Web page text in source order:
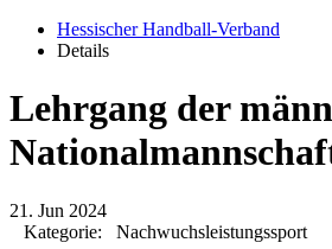
Hessischer Handball-Verband
Details
Lehrgang der
21. Jun 2024
Kategorie: Nachwuchsleistungssport